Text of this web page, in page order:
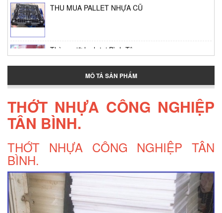
Thùng đựng đá lớn
Pallet nhựa cũ Tân Phú
Pallet nhựa Tân Phú
MÔ TẢ SẢN PHẨM
THỚT NHỰA CÔNG NGHIỆP
TÂN BÌNH.
THỚT NHỰA CÔNG NGHIỆP TÂN
BÌNH.